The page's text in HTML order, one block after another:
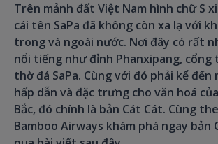
Trên mảnh đất Việt Nam hình chữ S
cái tên SaPa đã không còn xa lạ với
trong và ngoài nước. Nơi đây có rất
nổi tiếng như đỉnh Phanxipang, cổng
thờ đá SaPa. Cùng với đó phải kể đến
hấp dẫn và đặc trưng cho văn hoá
Bắc, đó chính là bản Cát Cát. Cùng
Bamboo Airways khám phá ngay bản